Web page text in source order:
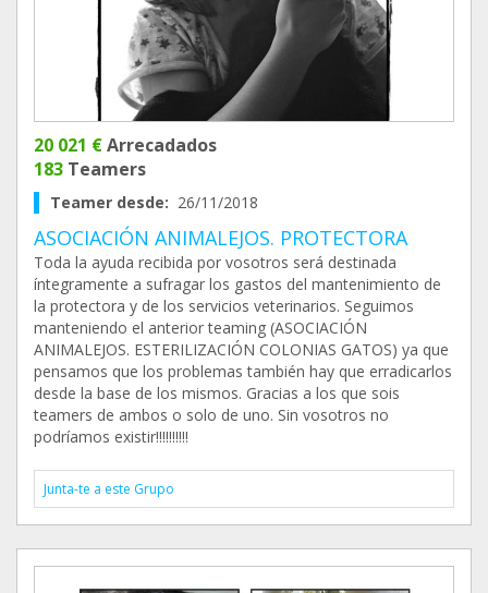
20 021 €Arrecadados
183 Teamers
Teamer desde: 26/11/2018
ASOCIACIÓN ANIMALEJOS. PROTECTORA
Toda la ayuda recibida por vosotros será destinada
íntegramente a sufragar los gastos del mantenimiento de
la protectora y de los servicios veterinarios. Seguimos
manteniendo el anterior teaming (ASOCIACIÓN
ANIMALEJOS. ESTERILIZACIÓN COLONIAS GATOS) ya que
pensamos que los problemas también hay que erradicarlos
desde la base de los mismos. Gracias a los que sois
teamers de ambos o solo de uno. Sin vosotros no
podríamos existir!!!!!!!!!!
Junta-te a este Grupo